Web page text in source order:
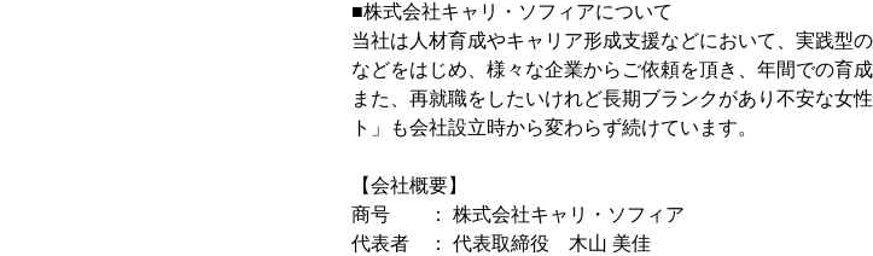
■株式会社キャリ・ソフィアについて
当社は人材育成やキャリア形成支援などにおいて、実践型
などをはじめ、様々な企業からご依頼を頂き、年間での育
また、再就職をしたいけれど長期ブランクがあり不安な女
ト」も会社設立時から変わらず続けています。
【会社概要】
商号 ： 株式会社キャリ・ソフィア
代表者 ： 代表取締役 木山 美佳